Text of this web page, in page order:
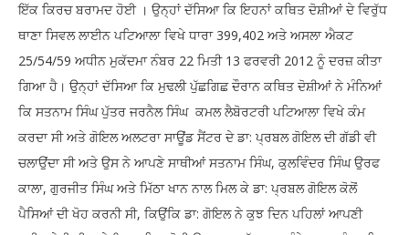
ਇੱਕ ਕਿਰਚ ਬਰਾਮਦ ਹੋਈ । ਉਨ੍ਹਾਂ ਦੱਸਿਆ ਕਿ ਇਹਨਾਂ ਕਥਿਤ ਦੋਸ਼ੀਆਂ ਦੇ ਵਿਰੁੱਧ
ਥਾਣਾ ਸਿਵਲ ਲਾਈਨ ਪਟਿਆਲਾ ਵਿਖੇ ਧਾਰਾ 399,402 ਅਤੇ ਅਸਲਾ ਐਕਟ
25/54/59 ਅਧੀਨ ਮੁਕੱਦਮਾ ਨੰਬਰ 22 ਮਿਤੀ 13 ਫਰਵਰੀ 2012 ਨੂੰ ਦਰਜ਼ ਕੀਤਾ
ਗਿਆ ਹੈ। ਉਨ੍ਹਾਂ ਦੱਸਿਆ ਕਿ ਮੁਢਲੀ ਪੁੱਛਗਿਛ ਦੌਰਾਨ ਕਥਿਤ ਦੋਸ਼ੀਆਂ ਨੇ ਮੰਨਿਆਂ
ਕਿ ਸਤਨਾਮ ਸਿੰਘ ਪੁੱਤਰ ਜਰਨੈਲ ਸਿੰਘ ਕਮਲ ਲੈਬੋਰਟਰੀ ਪਟਿਆਲਾ ਵਿਖੇ ਕੰਮ
ਕਰਦਾ ਸੀ ਅਤੇ ਗੋਇਲ ਅਲਟਰਾ ਸਾਊਂਡ ਸੈਂਟਰ ਦੇ ਡਾ: ਪ੍ਰਬਲ ਗੋਇਲ ਦੀ ਗੱਡੀ ਵੀ
ਚਲਾਉਂਦਾ ਸੀ ਅਤੇ ਉਸ ਨੇ ਆਪਣੇ ਸਾਥੀਆਂ ਸਤਨਾਮ ਸਿੰਘ, ਕੁਲਵਿੰਦਰ ਸਿੰਘ ਉਰਫ
ਕਾਲਾ, ਗੁਰਜੀਤ ਸਿੰਘ ਅਤੇ ਮਿੱਠਾ ਖਾਨ ਨਾਲ ਮਿਲ ਕੇ ਡਾ: ਪ੍ਰਬਲ ਗੋਇਲ ਕੋਲੋਂ
ਪੈਸਿਆਂ ਦੀ ਖੋਹ ਕਰਨੀ ਸੀ, ਕਿਉਂਕਿ ਡਾ: ਗੋਇਲ ਨੇ ਕੁਝ ਦਿਨ ਪਹਿਲਾਂ ਆਪਣੀ